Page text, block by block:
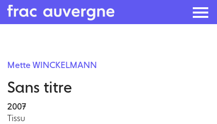
content
Mette WINCKELMANN
Sans titre
2007
Tissu